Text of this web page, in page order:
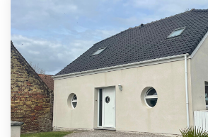
RECRUTEMENT
AGENCE
Qui Sommes-Nous
Nos Actualités